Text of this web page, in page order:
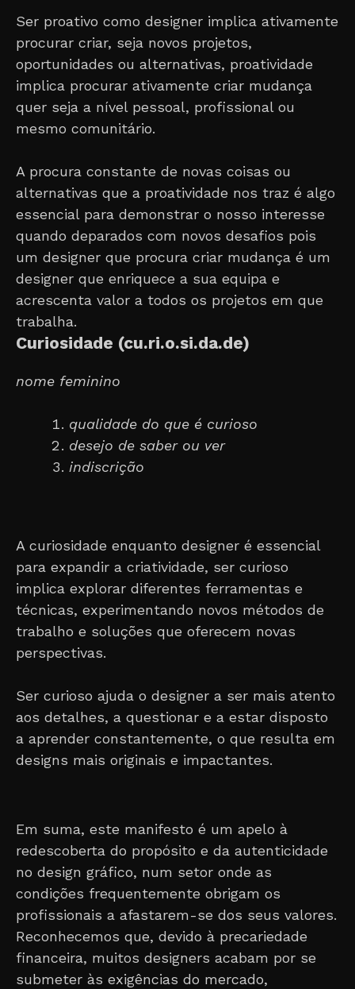
Ser proativo como designer implica ativamente
procurar criar, seja novos projetos,
oportunidades ou alternativas, proatividade
implica procurar ativamente criar mudança
quer seja a nível pessoal, profissional ou
mesmo comunitário.
A procura constante de novas coisas ou
alternativas que a proatividade nos traz é algo
essencial para demonstrar o nosso interesse
quando deparados com novos desafios pois
um designer que procura criar mudança é um
designer que enriquece a sua equipa e
acrescenta valor a todos os projetos em que
trabalha.
Curiosidade (cu.ri.o.si.da.de)
nome feminino
qualidade do que é curioso
desejo de saber ou ver
indiscrição
A curiosidade enquanto designer é essencial
para expandir a criatividade, ser curioso
implica explorar diferentes ferramentas e
técnicas, experimentando novos métodos de
trabalho e soluções que oferecem novas
perspectivas.
Ser curioso ajuda o designer a ser mais atento
aos detalhes, a questionar e a estar disposto
a aprender constantemente, o que resulta em
designs mais originais e impactantes.
Em suma, este manifesto é um apelo à
redescoberta do propósito e da autenticidade
no design gráfico, num setor onde as
condições frequentemente obrigam os
profissionais a afastarem-se dos seus valores.
Reconhecemos que, devido à precariedade
financeira, muitos designers acabam por se
submeter às exigências do mercado,